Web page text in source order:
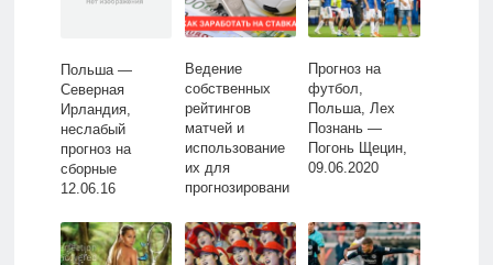
Польша —
Северная
Ирландия,
неслабый
прогноз на
сборные
12.06.16
Ведение
собственных
рейтингов
матчей и
использование
их для
прогнозировани
Прогноз на
футбол,
Польша, Лех
Познань —
Погонь Щецин,
09.06.2020